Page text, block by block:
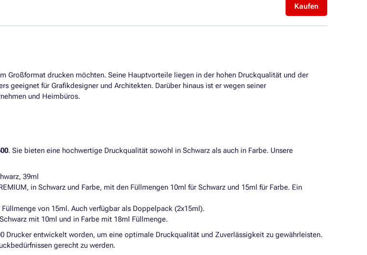
Kaufen
Großformat drucken möchten. Seine Hauptvorteile liegen in der hohen Druckqualität und der
geeignet für Grafikdesigner und Architekten. Darüber hinaus ist er wegen seiner
und Heimbüros.
. Sie bieten eine hochwertige Druckqualität sowohl in Schwarz als auch in Farbe. Unsere
39ml
in Schwarz und Farbe, mit den Füllmengen 10ml für Schwarz und 15ml für Farbe. Ein
von 15ml. Auch verfügbar als Doppelpack (2x15ml).
mit 10ml und in Farbe mit 18ml Füllmenge.
Drucker entwickelt worden, um eine optimale Druckqualität und Zuverlässigkeit zu gewährleisten.
gerecht zu werden.